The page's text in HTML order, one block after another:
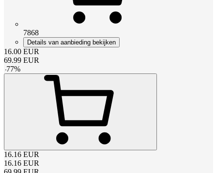
7868
Details van aanbieding bekijken
16.00 EUR
69.99 EUR
-77%
16.16 EUR
16.16 EUR